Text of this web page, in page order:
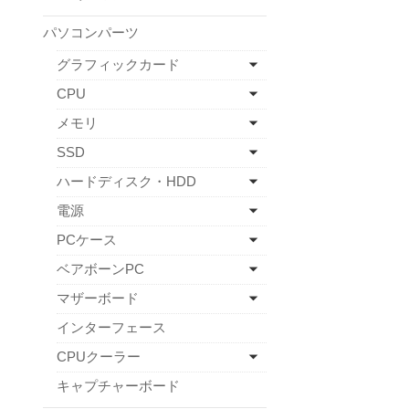
パソコンパーツ
グラフィックカード
CPU
メモリ
SSD
ハードディスク・HDD
電源
PCケース
ベアボーンPC
マザーボード
インターフェース
CPUクーラー
キャプチャーボード